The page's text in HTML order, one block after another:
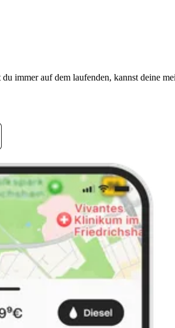
immer auf dem laufenden, kannst deine